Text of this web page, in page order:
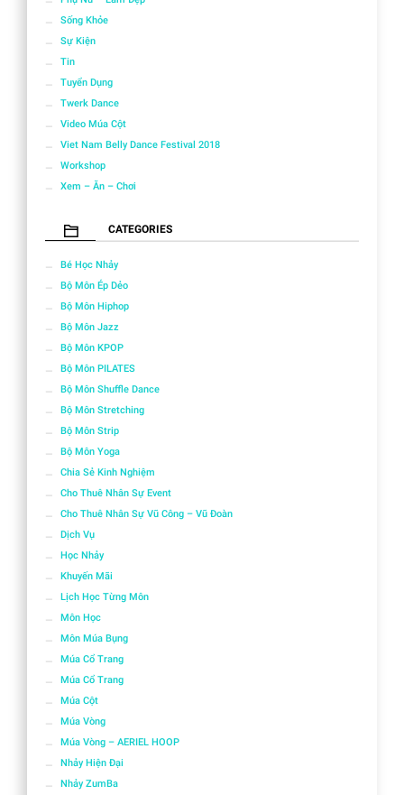
Sống Khỏe
Sự Kiện
Tin
Tuyển Dụng
Twerk Dance
Video Múa Cột
Viet Nam Belly Dance Festival 2018
Workshop
Xem – Ăn – Chơi
CATEGORIES
Bé Học Nhảy
Bộ Môn Ép Dẻo
Bộ Môn Hiphop
Bộ Môn Jazz
Bộ Môn KPOP
Bộ Môn PILATES
Bộ Môn Shuffle Dance
Bộ Môn Stretching
Bộ Môn Strip
Bộ Môn Yoga
Chia Sẻ Kinh Nghiệm
Cho Thuê Nhân Sự Event
Cho Thuê Nhân Sự Vũ Công – Vũ Đoàn
Dịch Vụ
Học Nhảy
Khuyến Mãi
Lịch Học Từng Môn
Môn Học
Môn Múa Bụng
Múa Cổ Trang
Múa Cổ Trang
Múa Cột
Múa Vòng
Múa Vòng – AERIEL HOOP
Nhảy Hiện Đại
Nhảy ZumBa